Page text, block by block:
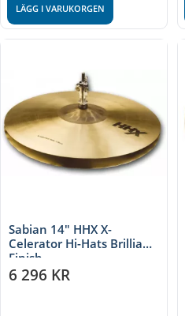
LÄGG I VARUKORGEN
Sabian 14" HHX X-
Celerator Hi-Hats Brilliant
Finish
6 296 KR